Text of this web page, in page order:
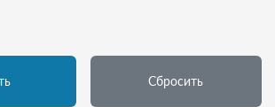
Сбросить